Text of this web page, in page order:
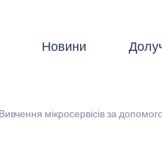
Новини
Вивчення мікросервісів за